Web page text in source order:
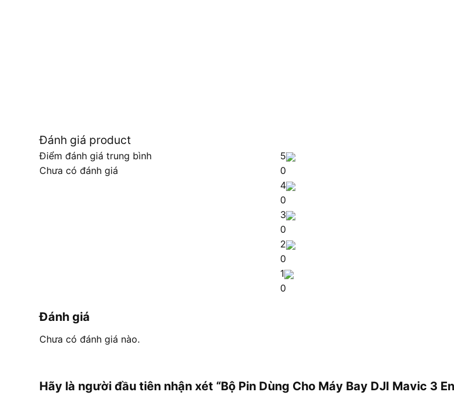
Đánh giá product
Điểm đánh giá trung bình
Chưa có đánh giá
5
0
4
0
3
0
2
0
1
0
Đánh giá
Chưa có đánh giá nào.
Hãy là người đầu tiên nhận xét “Bộ Pin Dùng Cho Máy Bay DJI Mavic 3